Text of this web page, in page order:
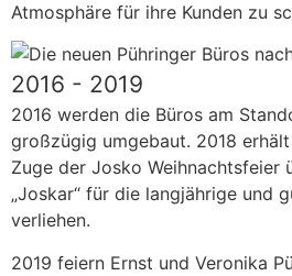
Atmosphäre für ihre Kunden zu
2016 - 2019
2016 werden die Büros am
großzügig umgebaut. 2018
Zuge der Josko Weihnachtsfeier
„Joskar“ für die langjährige und
verliehen.
2019 feiern Ernst und Veronika